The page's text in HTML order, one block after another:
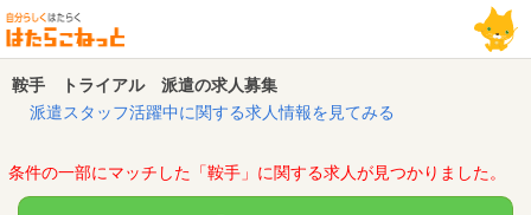
鞍手 トライアル 派遣の求人募集
派遣スタッフ活躍中に関する求人情報を見てみる
条件の一部にマッチした「鞍手」に関する求人が見つかりました。